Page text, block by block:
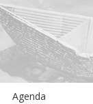
Agenda